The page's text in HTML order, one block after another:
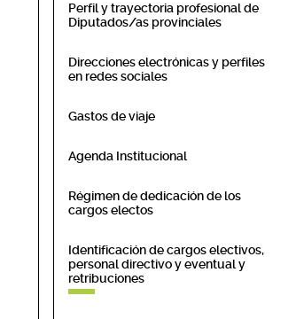
Perfil y trayectoria profesional de
Diputados/as provinciales
Direcciones electrónicas y perfiles
en redes sociales
Gastos de viaje
Agenda Institucional
Régimen de dedicación de los
cargos electos
Identificación de cargos electivos,
personal directivo y eventual y
retribuciones